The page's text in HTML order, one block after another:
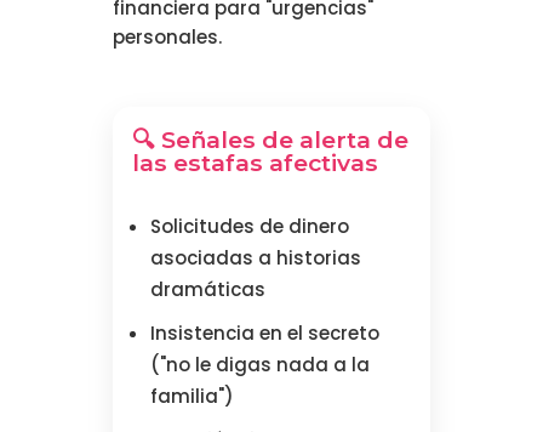
financiera para "urgencias"
personales.
🔍 Señales de alerta de
las estafas afectivas
Solicitudes de dinero
asociadas a historias
dramáticas
Insistencia en el secreto
("no le digas nada a la
familia")